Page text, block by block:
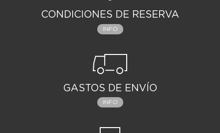
CONDICIONES DE RESERVA
INFO
GASTOS DE ENVÍO
INFO